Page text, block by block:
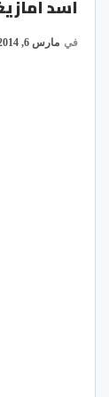
اسد
في مارس 6, 2014